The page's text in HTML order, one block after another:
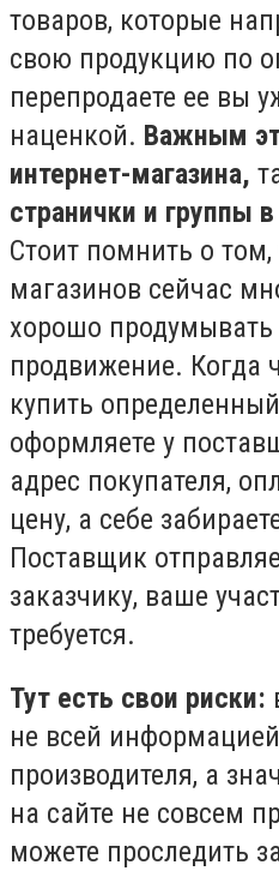
товаров, которые
свою продукцию по
перепродаете ее вы
наценкой. Важным
интернет-магазина,
странички и группы
Стоит помнить о том,
магазинов сейчас
хорошо
продвижение. Когда
купить
оформляете у
адрес покупателя,
цену, а себе
Поставщик
заказчику, ваше
требуется.
Тут есть свои риски:
не всей
производителя, а
на сайте не совсем
можете проследить